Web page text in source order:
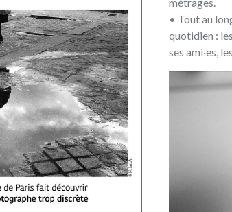
• Tout au
quotidien :
ses ami·es,